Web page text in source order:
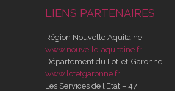
LIENS PARTENAIRES
Région Nouvelle Aquitaine :
www.nouvelle-aquitaine.fr
Département du Lot-et-Garonne :
www.lotetgaronne.fr
Les Services de l’Etat – 47 :